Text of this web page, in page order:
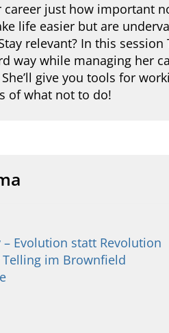
just how important
life easier but are
relevant? In this
way while managing her
give you tools for
of what not to do!
Evolution statt Revolution
im Brownfield